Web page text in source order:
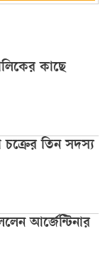
কাছে
চক্রের তিন সদস্য
আর্জেন্টিনার